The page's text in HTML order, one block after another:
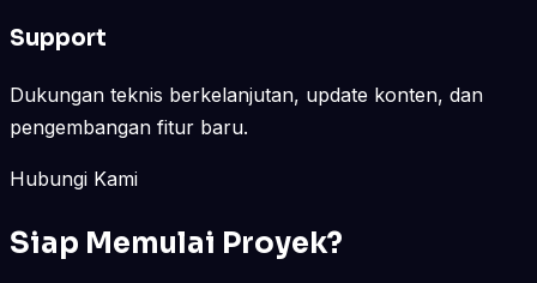
Support
Dukungan teknis berkelanjutan, update konten, dan
pengembangan fitur baru.
Hubungi Kami
Siap Memulai Proyek?